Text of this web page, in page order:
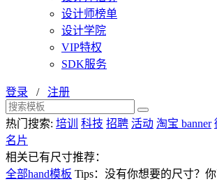
设计师榜单
设计学院
VIP特权
SDK服务
登录 / 注册
热门搜索: 培训 科技 招聘 活动 淘宝 banner
名片
相关已有尺寸推荐：
全部hand模板 Tips：没有你想要的尺寸？